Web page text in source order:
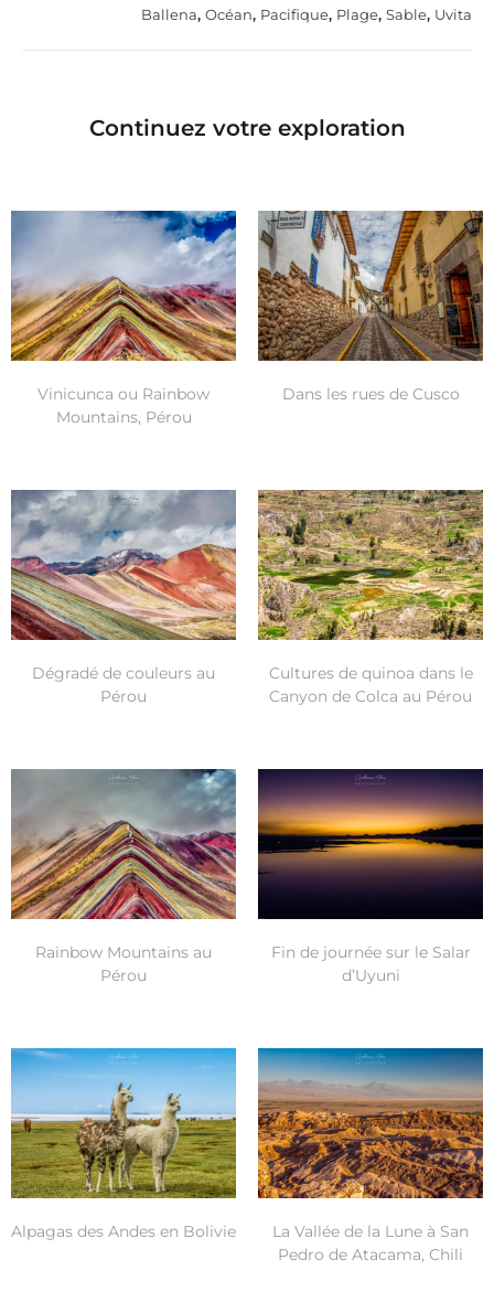
Ballena, Océan, Pacifique, Plage, Sable, Uvita
Continuez votre exploration
Vinicunca ou Rainbow
Mountains, Pérou
Dans les rues de Cusco
Dégradé de couleurs au
Pérou
Cultures de quinoa dans le
Canyon de Colca au Pérou
Rainbow Mountains au
Pérou
Fin de journée sur le Salar
d’Uyuni
Alpagas des Andes en Bolivie
La Vallée de la Lune à San
Pedro de Atacama, Chili